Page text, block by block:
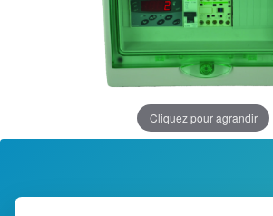
Cliquez pour agrandir